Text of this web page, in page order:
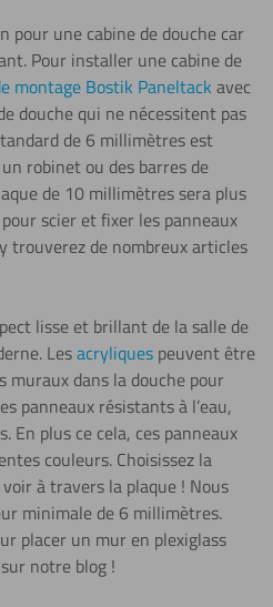
pour une cabine de douche car
Pour installer une cabine de
montage Bostik Paneltack avec
douche qui ne nécessitent pas
de 6 millimètres est
robinet ou des barres de
de 10 millimètres sera plus
scier et fixer les panneaux
trouverez de nombreux articles
lisse et brillant de la salle de
Lesacryliques peuvent être
dans la douche pour
panneaux résistants à l’eau,
En plus ce cela, ces panneaux
couleurs. Choisissez la
à travers la plaque ! Nous
minimale de 6 millimètres.
placer un mur en plexiglass
notre blog !